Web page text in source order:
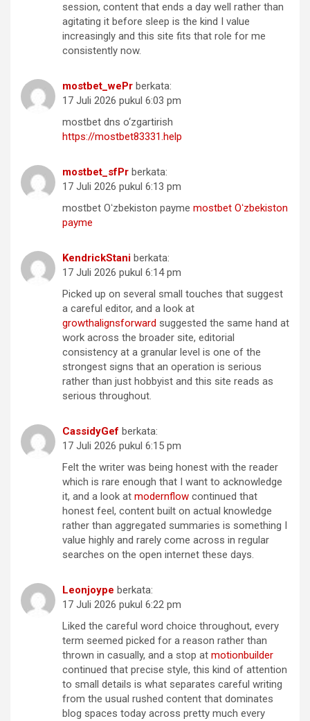
session, content that ends a day well rather than
agitating it before sleep is the kind I value
increasingly and this site fits that role for me
consistently now.
mostbet_wePr berkata:
17 Juli 2026 pukul 6:03 pm
mostbet dns o‘zgartirish
https://mostbet83331.help
mostbet_sfPr berkata:
17 Juli 2026 pukul 6:13 pm
mostbet Oʻzbekiston payme mostbet Oʻzbekiston
payme
KendrickStani berkata:
17 Juli 2026 pukul 6:14 pm
Picked up on several small touches that suggest
a careful editor, and a look at
growthalignsforward suggested the same hand at
work across the broader site, editorial
consistency at a granular level is one of the
strongest signs that an operation is serious
rather than just hobbyist and this site reads as
serious throughout.
CassidyGef berkata:
17 Juli 2026 pukul 6:15 pm
Felt the writer was being honest with the reader
which is rare enough that I want to acknowledge
it, and a look at modernflow continued that
honest feel, content built on actual knowledge
rather than aggregated summaries is something I
value highly and rarely come across in regular
searches on the open internet these days.
Leonjoype berkata:
17 Juli 2026 pukul 6:22 pm
Liked the careful word choice throughout, every
term seemed picked for a reason rather than
thrown in casually, and a stop at motionbuilder
continued that precise style, this kind of attention
to small details is what separates careful writing
from the usual rushed content that dominates
blog spaces today across pretty much every